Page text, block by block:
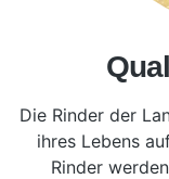
Die Rinder der
ihres Lebens
Rinder